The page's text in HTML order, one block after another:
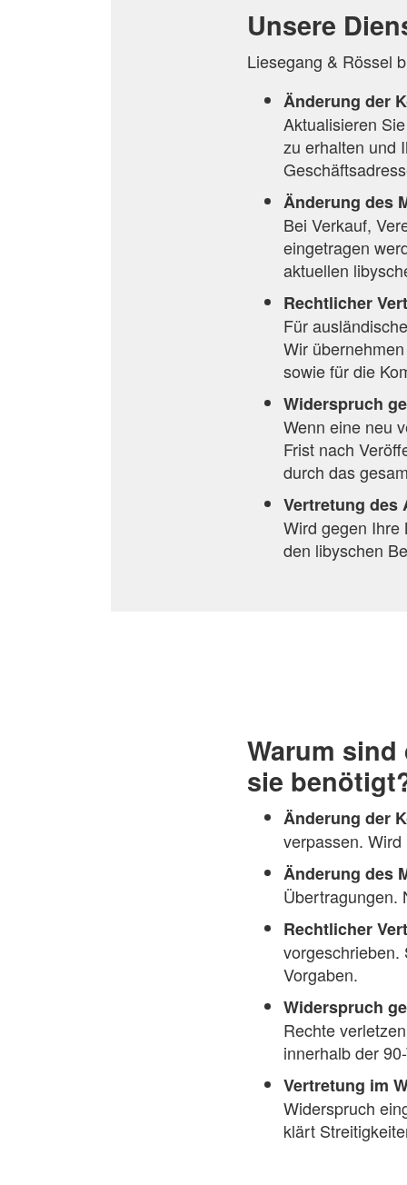
Unsere
Liesegang & Rössel
Änderung der
Aktualisieren
zu erhalten und
Änderung des
Bei Verkauf,
eingetragen
aktuellen
Rechtlicher
Für
Wir
sowie für die
Widerspruch
Wenn eine neu
Frist nach
durch das
Vertretung des
Wird gegen Ihre
den libyschen
Warum
sie
Änderung der
verpassen.
Änderung des
Übertragungen.
Rechtlicher
vorgeschrieben.
Vorgaben.
Widerspruch
Rechte
innerhalb der
Vertretung im
Widerspruch
klärt